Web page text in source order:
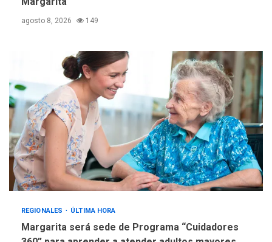
trabajan en diplomado para
creación y manejo de
estadísticas de turismo
agosto 8, 2026 149
REGIONALES ÚLTIMA HORA
Margarita será sede de Programa “Cuidadores